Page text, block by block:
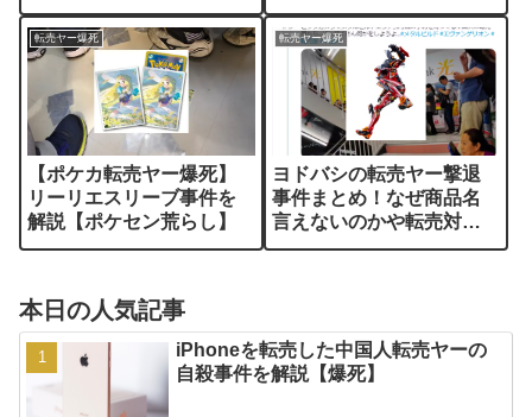
転売ヤー爆死
【ポケカ転売ヤー爆死】
リーリエスリーブ事件を
解説【ポケセン荒らし】
転売ヤー爆死
ヨドバシの転売ヤー撃退
事件まとめ！なぜ商品名
言えないのかや転売対策
も解説
本日の人気記事
iPhoneを転売した中国人転売ヤーの
自殺事件を解説【爆死】